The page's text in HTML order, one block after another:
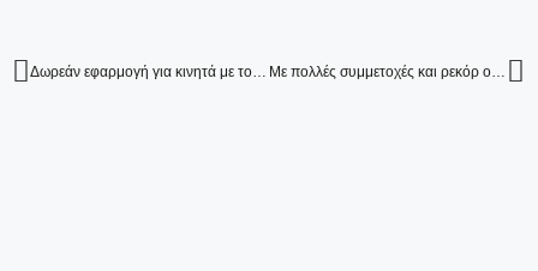
Με πολλές συμμετοχές και ρεκόρ ολοκληρώθηκε το αγωνιστικό διήμερο του 13ου Faethon Skyrace «Απόστολος Τσουρέκας» στις 13 και 14 Ιουλίου 2024 στον Κοκκινοπλό Ελασσόνας!